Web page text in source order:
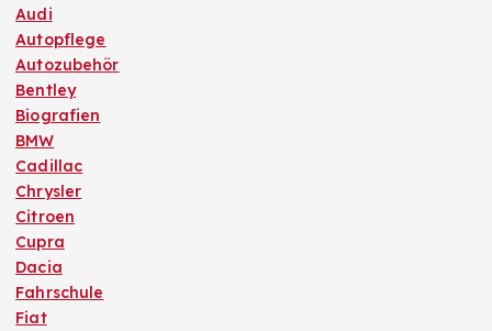
Audi
Autopflege
Autozubehör
Bentley
Biografien
BMW
Cadillac
Chrysler
Citroen
Cupra
Dacia
Fahrschule
Fiat